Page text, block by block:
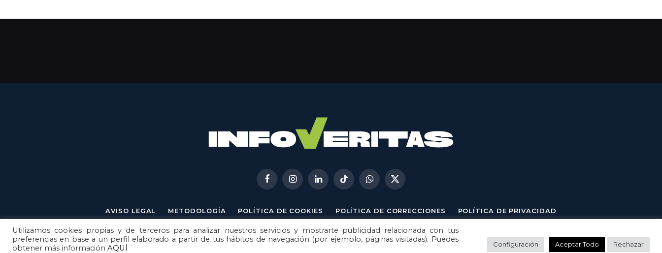
FacebookInstagramLinkedInTikTokWhatsApp
X
(Twitter)
AVISO LEGAL METODOLOGÍA POLÍTICA DE COOKIES POLÍTICA DE CORRECCIONES POLÍTICA DE PRIVACIDAD
© 2026 Metech. Todos los derechos reservados.
Utilizamos cookies propias y de terceros para analizar nuestros servicios y mostrarte publicidad relacionada con tus
preferencias en base a un perfil elaborado a partir de tus hábitos de navegación (por ejemplo, páginas visitadas). Puedes
obtener más información AQUÍ Configuración Aceptar Todo Rechazar